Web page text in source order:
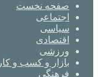
صفحه نخست
اجتماعی
سیاسی
اقتصادی
ورزشی
بازار و کسب و کار
فرهنگی